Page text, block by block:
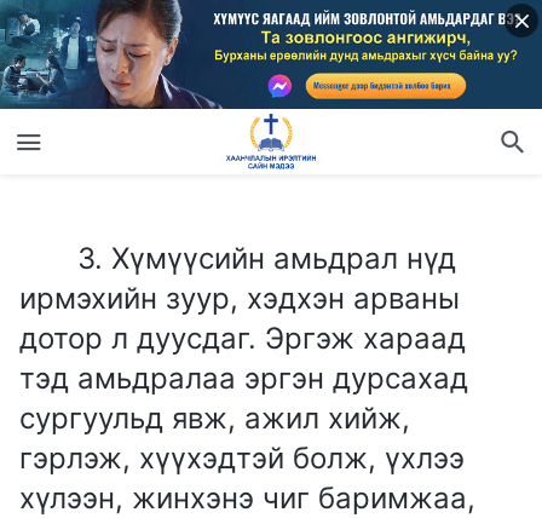
3. Хүмүүсийн амьдрал нүд
ирмэхийн зуур, хэдхэн арваны
дотор л дуусдаг. Эргэж хараад
тэд амьдралаа эргэн дурсахад
сургуульд явж, ажил хийж,
гэрлэж, хүүхэдтэй болж, үхлээ
хүлээн, жинхэнэ чиг баримжаа,